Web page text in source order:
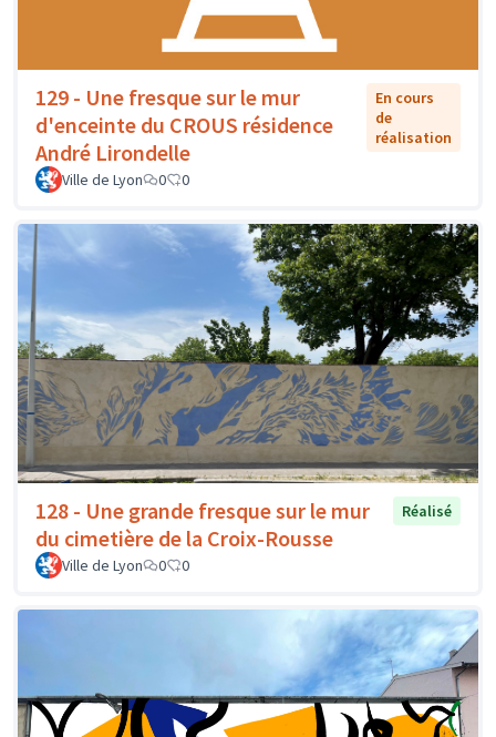
129 - Une fresque sur le mur
d'enceinte du CROUS résidence
André Lirondelle
En cours
de
réalisation
Ville de Lyon 0 0
128 - Une grande fresque sur le mur
du cimetière de la Croix-Rousse
Réalisé
Ville de Lyon 0 0